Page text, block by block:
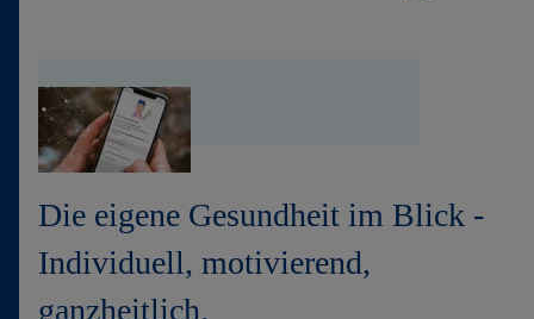
Die eigene Gesundheit im Blick -
Individuell, motivierend,
ganzheitlich.